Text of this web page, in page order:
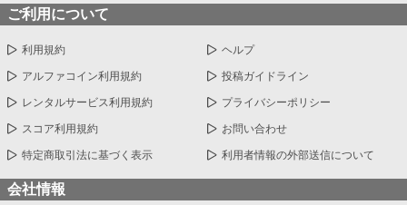
ご利用について
利用規約 ヘルプ
アルファコイン利用規約 投稿ガイドライン
レンタルサービス利用規約 プライバシーポリシー
スコア利用規約 お問い合わせ
特定商取引法に基づく表示 利用者情報の外部送信について
会社情報